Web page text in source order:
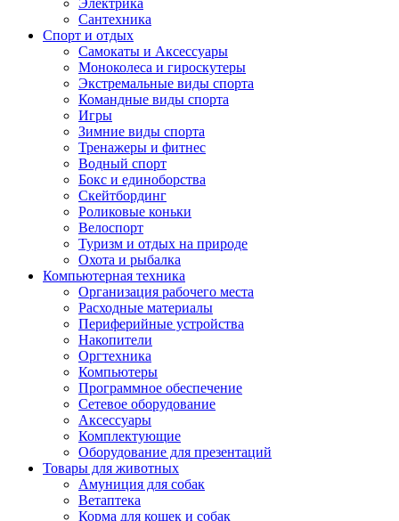
Сантехника
Спорт и отдых
Самокаты и Аксессуары
Моноколеса и гироскутеры
Экстремальные виды спорта
Командные виды спорта
Игры
Зимние виды спорта
Тренажеры и фитнес
Водный спорт
Бокс и единоборства
Скейтбординг
Роликовые коньки
Велоспорт
Туризм и отдых на природе
Охота и рыбалка
Компьютерная техника
Организация рабочего места
Расходные материалы
Периферийные устройства
Накопители
Оргтехника
Компьютеры
Программное обеспечение
Сетевое оборудование
Аксессуары
Комплектующие
Оборудование для презентаций
Товары для животных
Амуниция для собак
Ветаптека
Корма для кошек и собак